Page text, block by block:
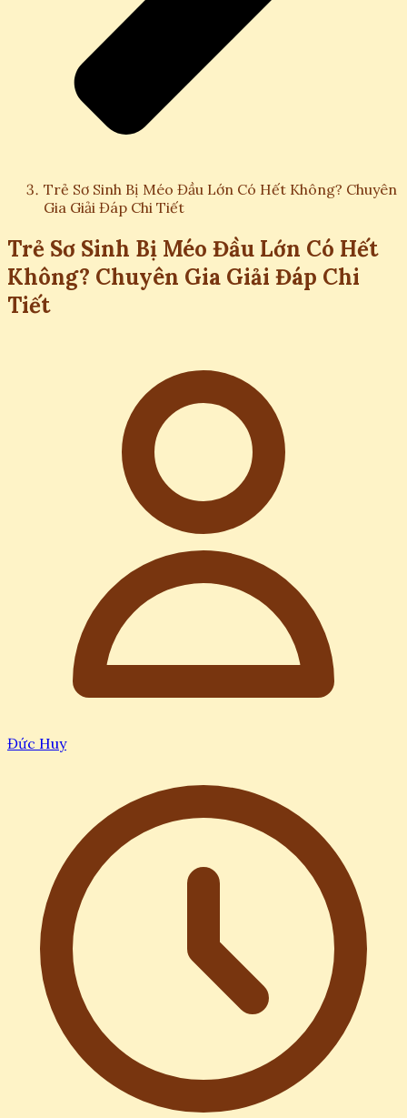
Trẻ Sơ Sinh Bị Méo Đầu Lớn Có Hết Không? Chuyên
Gia Giải Đáp Chi Tiết
Trẻ Sơ Sinh Bị Méo Đầu Lớn Có Hết
Không? Chuyên Gia Giải Đáp Chi
Tiết
Đức Huy